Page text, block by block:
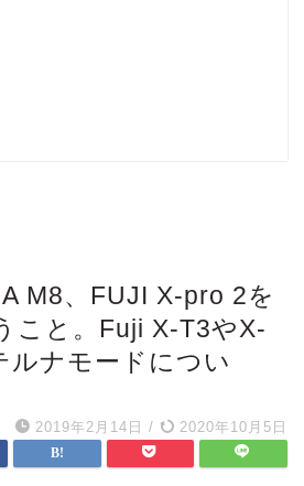
M8、FUJI X-pro 2を
こと。Fuji X-T3やX-
ルナモードについ
2019年2月14日 / 2020年10月5日